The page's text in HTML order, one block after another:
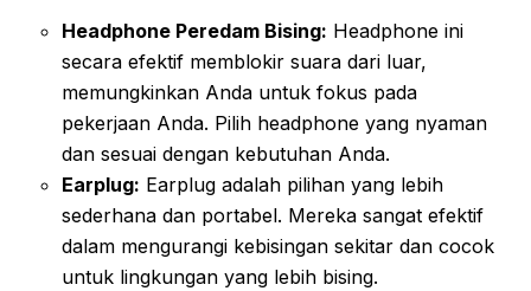
Headphone Peredam Bising: Headphone ini
secara efektif memblokir suara dari luar,
memungkinkan Anda untuk fokus pada
pekerjaan Anda. Pilih headphone yang nyaman
dan sesuai dengan kebutuhan Anda.
Earplug: Earplug adalah pilihan yang lebih
sederhana dan portabel. Mereka sangat efektif
dalam mengurangi kebisingan sekitar dan cocok
untuk lingkungan yang lebih bising.